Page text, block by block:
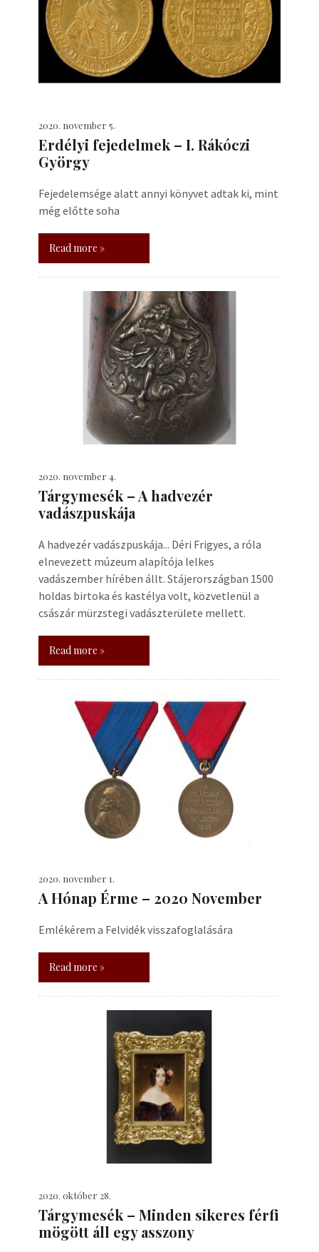
2020. november 5.
Erdélyi fejedelmek – I. Rákóczi
György
Fejedelemsége alatt annyi könyvet adtak ki, mint
még előtte soha
Read more »
2020. november 4.
Tárgymesék – A hadvezér
vadászpuskája
A hadvezér vadászpuskája... Déri Frigyes, a róla
elnevezett múzeum alapítója lelkes
vadászember hírében állt. Stájerországban 1500
holdas birtoka és kastélya volt, közvetlenül a
császár mürzstegi vadászterülete mellett.
Read more »
2020. november 1.
A Hónap Érme – 2020 November
Emlékérem a Felvidék visszafoglalására
Read more »
2020. október 28.
Tárgymesék – Minden sikeres férfi
mögött áll egy asszony